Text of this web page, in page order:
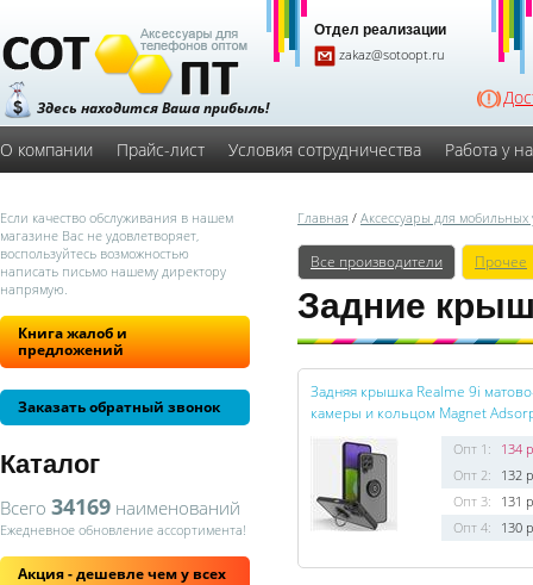
Здесь находится Ваша прибыль!
Отдел реализации
zakaz@sotoopt.ru
О компании Прайс-лист Условия сотрудничества Работа у
Если качество обслуживания в нашем
магазине Вас не удовлетворяет,
воспользуйтесь возможностью
написать письмо нашему директору
напрямую.
Книга жалоб и
предложений
Заказать обратный звонок
Каталог
Всего 34169 наименований
Ежедневное обновление ассортимента!
Акция - дешевле чем у всех
Главная / Аксессуары для мобильных
Все производители Прочее
Задние
Задняя крышка Realme 9i
камеры и кольцом Magnet
Опт 1:
134
Опт 2:
132
Опт 3:
131
Опт 4:
130